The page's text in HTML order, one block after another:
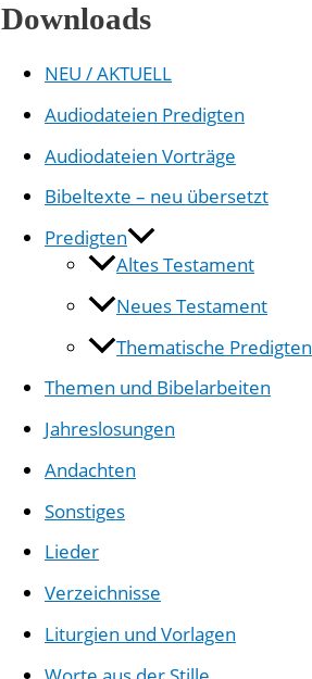
Downloads
NEU / AKTUELL
Audiodateien Predigten
Audiodateien Vorträge
Bibeltexte – neu übersetzt
Predigten
Altes Testament
Neues Testament
Thematische Predigten
Themen und Bibelarbeiten
Jahreslosungen
Andachten
Sonstiges
Lieder
Verzeichnisse
Liturgien und Vorlagen